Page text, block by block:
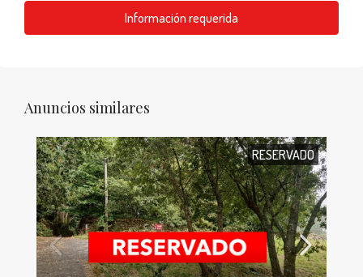
Información requerida
Anuncios similares
RESERVADO